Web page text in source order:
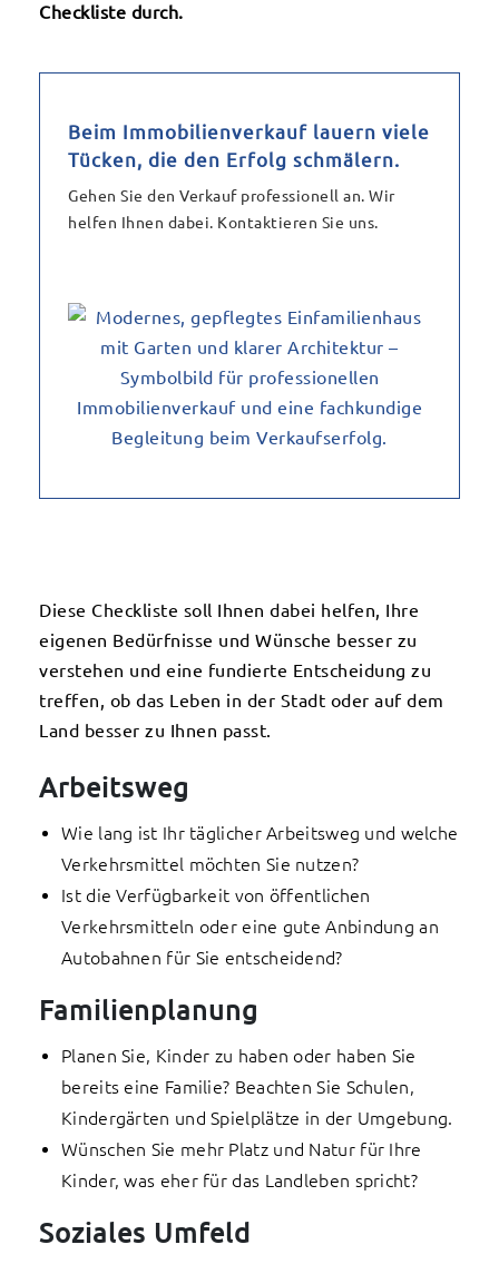
Checkliste durch.
Beim Immobilienverkauf lauern viele
Tücken, die den Erfolg schmälern.
Gehen Sie den Verkauf professionell an. Wir
helfen Ihnen dabei. Kontaktieren Sie uns.
Diese Checkliste soll Ihnen dabei helfen, Ihre
eigenen Bedürfnisse und Wünsche besser zu
verstehen und eine fundierte Entscheidung zu
treffen, ob das Leben in der Stadt oder auf dem
Land besser zu Ihnen passt.
Arbeitsweg
Wie lang ist Ihr täglicher Arbeitsweg und welche
Verkehrsmittel möchten Sie nutzen?
Ist die Verfügbarkeit von öffentlichen
Verkehrsmitteln oder eine gute Anbindung an
Autobahnen für Sie entscheidend?
Familienplanung
Planen Sie, Kinder zu haben oder haben Sie
bereits eine Familie? Beachten Sie Schulen,
Kindergärten und Spielplätze in der Umgebung.
Wünschen Sie mehr Platz und Natur für Ihre
Kinder, was eher für das Landleben spricht?
Soziales Umfeld